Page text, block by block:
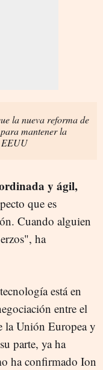
la nueva reforma de
mantener la
EEUU
y ágil,
que es
Cuando alguien
ha
está en
entre el
la Unión Europea y
parte, ya ha
ha confirmado Ion